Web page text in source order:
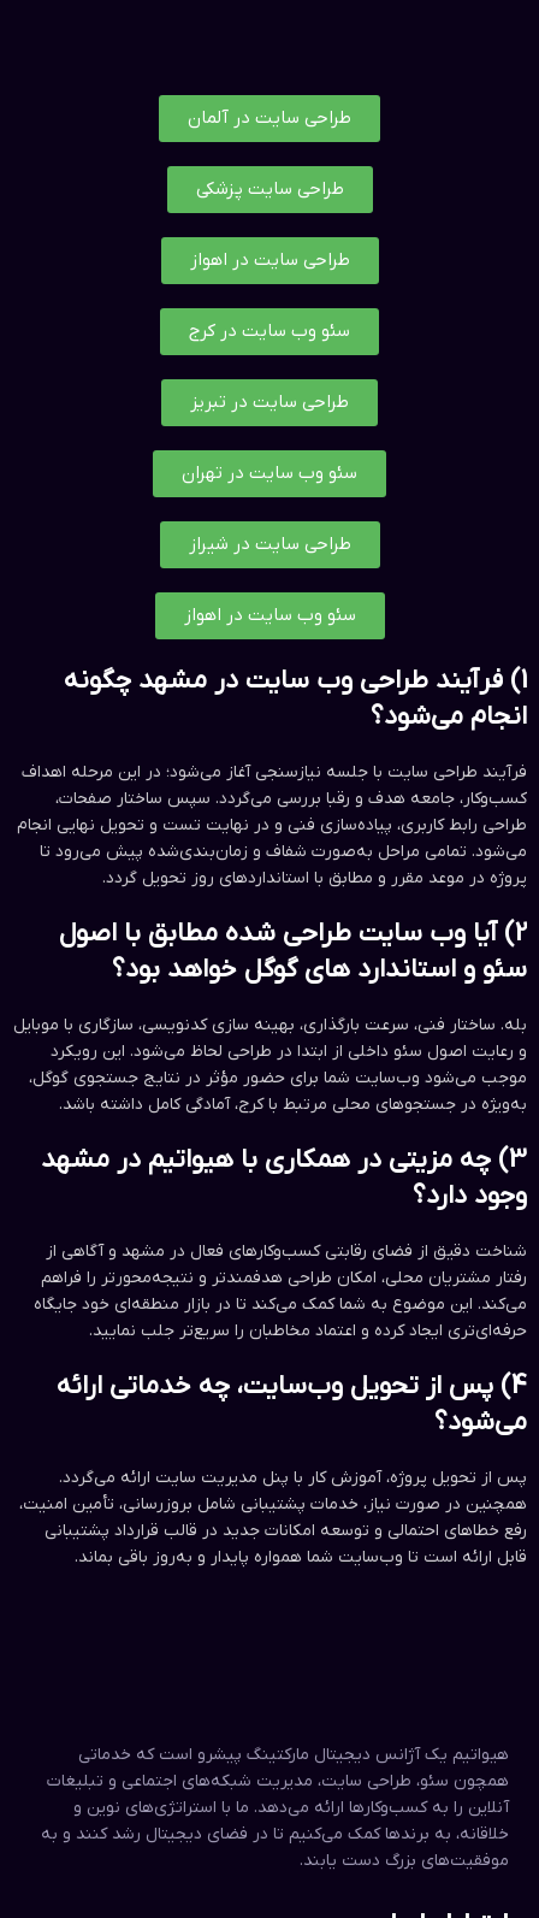
طراحی سایت در آلمان
طراحی سایت پزشکی
طراحی سایت در اهواز
سئو وب سایت در کرج
طراحی سایت در تبریز
سئو وب سایت در تهران
طراحی سایت در شیراز
سئو وب سایت در اهواز
1) فرآیند طراحی وب سایت در مشهد چگونه
انجام می‌شود؟
فرآیند طراحی سایت با جلسه نیازسنجی آغاز می‌شود؛ در این مرحله اهداف
کسب‌وکار، جامعه هدف و رقبا بررسی می‌گردد. سپس ساختار صفحات،
طراحی رابط کاربری، پیاده‌سازی فنی و در نهایت تست و تحویل نهایی انجام
می‌شود. تمامی مراحل به‌صورت شفاف و زمان‌بندی‌شده پیش می‌رود تا
پروژه در موعد مقرر و مطابق با استانداردهای روز تحویل گردد.
2) آیا وب سایت طراحی شده مطابق با اصول
سئو و استاندارد های گوگل خواهد بود؟
بله. ساختار فنی، سرعت بارگذاری، بهینه سازی کدنویسی، سازگاری با موبایل
و رعایت اصول سئو داخلی از ابتدا در طراحی لحاظ می‌شود. این رویکرد
موجب می‌شود وب‌سایت شما برای حضور مؤثر در نتایج جستجوی گوگل،
به‌ویژه در جستجوهای محلی مرتبط با کرج، آمادگی کامل داشته باشد.
3) چه مزیتی در همکاری با هیواتیم در مشهد
وجود دارد؟
شناخت دقیق از فضای رقابتی کسب‌وکارهای فعال در مشهد و آگاهی از
رفتار مشتریان محلی، امکان طراحی هدفمندتر و نتیجه‌محورتر را فراهم
می‌کند. این موضوع به شما کمک می‌کند تا در بازار منطقه‌ای خود جایگاه
حرفه‌ای‌تری ایجاد کرده و اعتماد مخاطبان را سریع‌تر جلب نمایید.
4) پس از تحویل وب‌سایت، چه خدماتی ارائه
می‌شود؟
پس از تحویل پروژه، آموزش کار با پنل مدیریت سایت ارائه می‌گردد.
همچنین در صورت نیاز، خدمات پشتیبانی شامل بروزرسانی، تأمین امنیت،
رفع خطاهای احتمالی و توسعه امکانات جدید در قالب قرارداد پشتیبانی
قابل ارائه است تا وب‌سایت شما همواره پایدار و به‌روز باقی بماند.
هیواتیم یک آژانس دیجیتال مارکتینگ پیشرو است که خدماتی
همچون سئو، طراحی سایت، مدیریت شبکه‌های اجتماعی و تبلیغات
آنلاین را به کسب‌وکارها ارائه می‌دهد. ما با استراتژی‌های نوین و
خلاقانه، به برندها کمک می‌کنیم تا در فضای دیجیتال رشد کنند و به
موفقیت‌های بزرگ دست یابند.